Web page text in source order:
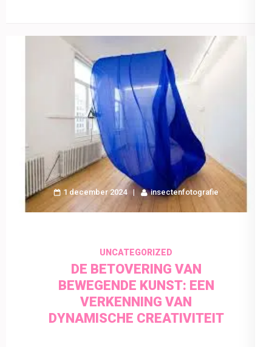
1 december 2024 insectenfotografie
UNCATEGORIZED
DE BETOVERING VAN
BEWEGENDE KUNST: EEN
VERKENNING VAN
DYNAMISCHE CREATIVITEIT